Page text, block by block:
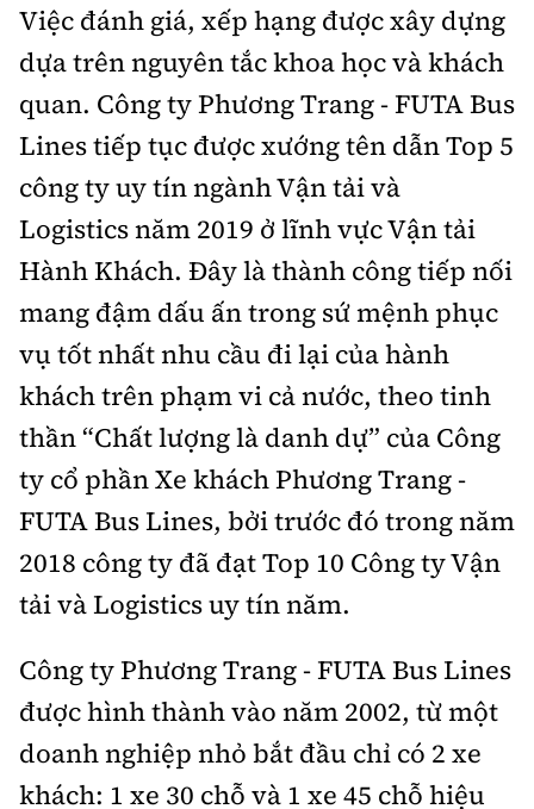
Việc đánh giá, xếp hạng được xây dựng
dựa trên nguyên tắc khoa học và khách
quan. Công ty Phương Trang - FUTA Bus
Lines tiếp tục được xướng tên dẫn Top 5
công ty uy tín ngành Vận tải và
Logistics năm 2019 ở lĩnh vực Vận tải
Hành Khách. Đây là thành công tiếp nối
mang đậm dấu ấn trong sứ mệnh phục
vụ tốt nhất nhu cầu đi lại của hành
khách trên phạm vi cả nước, theo tinh
thần “Chất lượng là danh dự” của Công
ty cổ phần Xe khách Phương Trang -
FUTA Bus Lines, bởi trước đó trong năm
2018 công ty đã đạt Top 10 Công ty Vận
tải và Logistics uy tín năm.
Công ty Phương Trang - FUTA Bus Lines
được hình thành vào năm 2002, từ một
doanh nghiệp nhỏ bắt đầu chỉ có 2 xe
khách: 1 xe 30 chỗ và 1 xe 45 chỗ hiệu